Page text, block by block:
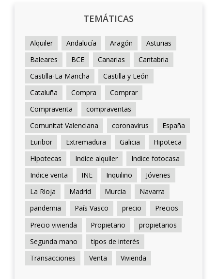
TEMÁTICAS
Alquiler Andalucía Aragón
Asturias
Baleares
BCE Canarias
Cantabria
Castilla-La Mancha
Castilla y León
Cataluña
Compra
Comprar
Compraventa
compraventas
Comunitat Valenciana
coronavirus
España
Euribor
Extremadura Galicia
Hipoteca
Hipotecas
Indice alquiler
Indice fotocasa
Indice venta
INE Inquilino
Jóvenes
La Rioja
Madrid Murcia
Navarra
pandemia
País Vasco precio
Precios
Precio vivienda
Propietario
propietarios
Segunda mano
tipos de interés
Transacciones
Venta Vivienda